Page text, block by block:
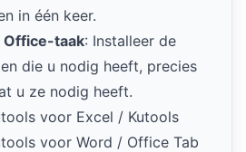
in één keer.
Office-taak: Installeer de
die u nodig heeft, precies
u ze nodig heeft.
voor Excel / Kutools
voor Word / Office Tab